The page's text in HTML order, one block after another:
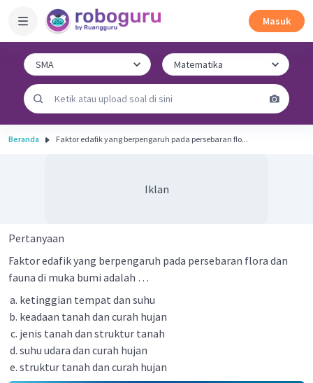
Masuk
Beranda Faktor edafik yang berpengaruh pada persebaran flo...
Iklan
Pertanyaan
Faktor edafik yang berpengaruh pada persebaran flora dan
fauna di muka bumi adalah …
ketinggian tempat dan suhu
keadaan tanah dan curah hujan
jenis tanah dan struktur tanah
suhu udara dan curah hujan
struktur tanah dan curah hujan